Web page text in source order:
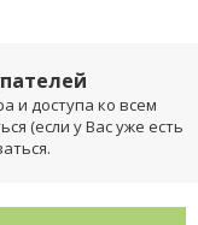
и доступа ко всем
(если у Вас уже есть